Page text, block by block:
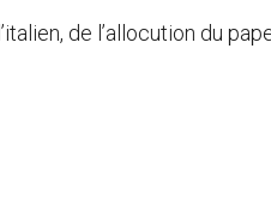
de l’allocution du